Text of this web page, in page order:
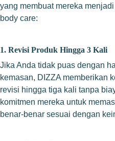
yang membuat mereka
body care:
1. Revisi Produk Hingga 3 Kali
Jika Anda tidak puas dengan
kemasan, DIZZA memberikan
revisi hingga tiga kali tanpa
komitmen mereka untuk
benar-benar sesuai dengan